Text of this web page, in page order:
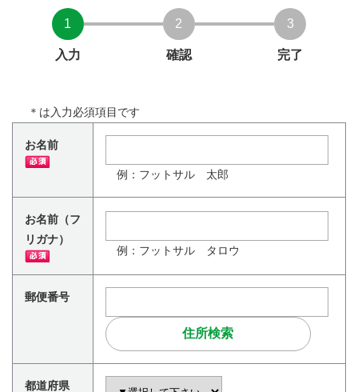
1
入力
2
確認
3
完了
＊ は入力必須項目です
お名前
例：フットサル 太郎
お名前（フ
リガナ）
例：フットサル タロウ
郵便番号
都道府県